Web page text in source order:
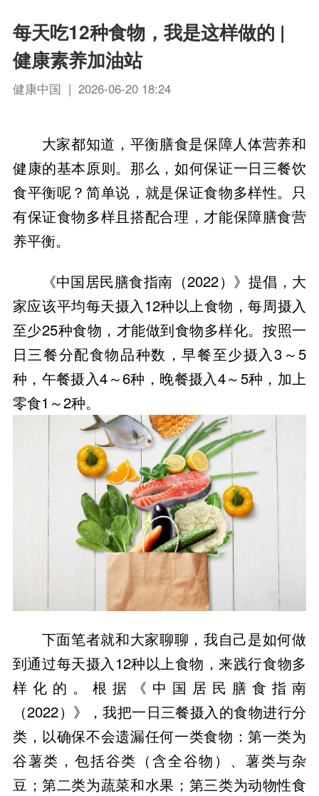
每天吃12种食物，我是这样做的 |
健康素养加油站
健康中国 | 2026-06-20 18:24
大家都知道，平衡膳食是保障人体营养和
健康的基本原则。那么，如何保证一日三餐饮
食平衡呢？简单说，就是保证食物多样性。只
有保证食物多样且搭配合理，才能保障膳食营
养平衡。
《中国居民膳食指南（2022）》提倡，大
家应该平均每天摄入12种以上食物，每周摄入
至少25种食物，才能做到食物多样化。按照一
日三餐分配食物品种数，早餐至少摄入3～5
种，午餐摄入4～6种，晚餐摄入4～5种，加上
零食1～2种。
下面笔者就和大家聊聊，我自己是如何做
到通过每天摄入12种以上食物，来践行食物多
样化的。根据《中国居民膳食指南
（2022）》，我把一日三餐摄入的食物进行分
类，以确保不会遗漏任何一类食物：第一类为
谷薯类，包括谷类（含全谷物）、薯类与杂
豆；第二类为蔬菜和水果；第三类为动物性食